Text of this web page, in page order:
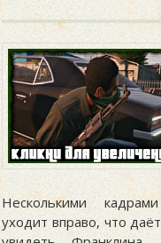
Несколькими
уходит вправо, что